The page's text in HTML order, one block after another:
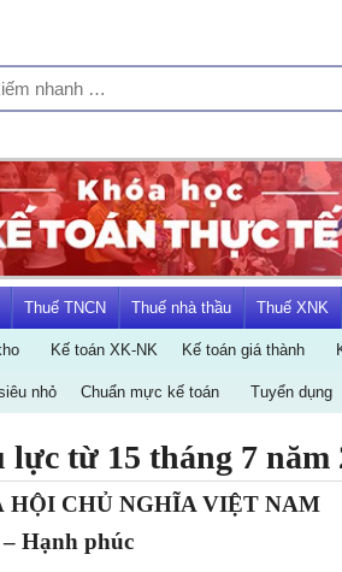
Thuế TNCN Thuế nhà thầu Thuế XNK
Kế toán XK-NK Kế toán giá thành
nhỏ Chuẩn mực kế toán Tuyển dụng
từ 15 tháng 7 năm
HỘI CHỦ NGHĨA VIỆT NAM
Hạnh phúc